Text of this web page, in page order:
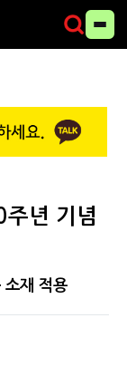
년 기념
소재 적용